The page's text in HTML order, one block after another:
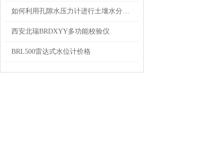
如何利用孔隙水压力计进行土壤水分分析？
西安北瑞BRDXYY多功能校验仪
BRL500雷达式水位计价格